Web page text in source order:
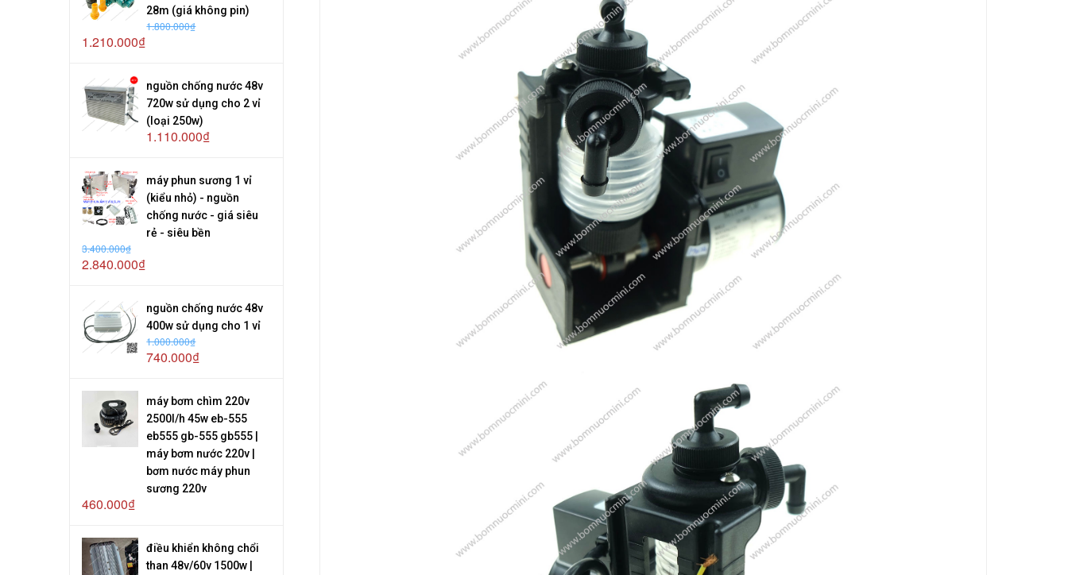
28m (giá không pin)
1.800.000₫
1.210.000₫
nguồn chống nước 48v
720w sử dụng cho 2 vỉ
(loại 250w)
1.110.000₫
máy phun sương 1 vỉ
(kiểu nhỏ) - nguồn
chống nước - giá siêu
rẻ - siêu bền
3.400.000₫
2.840.000₫
nguồn chống nước 48v
400w sử dụng cho 1 vỉ
1.000.000₫
740.000₫
máy bơm chìm 220v
2500l/h 45w eb-555
eb555 gb-555 gb555 |
máy bơm nước 220v |
bơm nước máy phun
sương 220v
460.000₫
điều khiển không chổi
than 48v/60v 1500w |